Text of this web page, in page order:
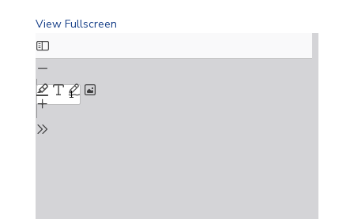
View Fullscreen
Skip
to
PDF
content